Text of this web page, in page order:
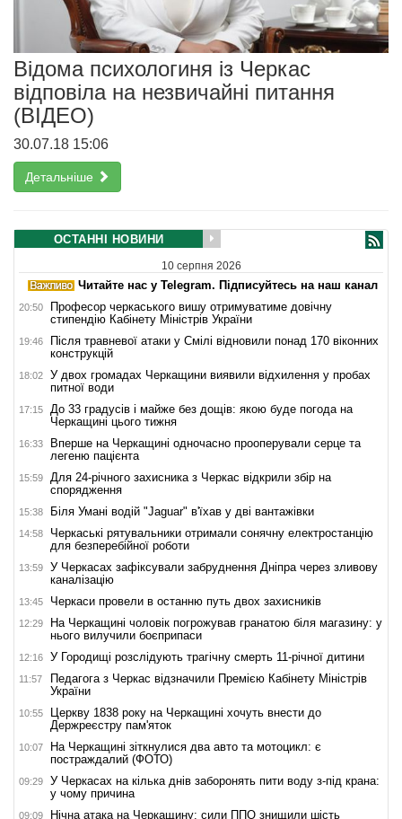
Відома психологиня із Черкас
відповіла на незвичайні питання
(ВІДЕО)
30.07.18 15:06
Детальніше
ОСТАННІ НОВИНИ
10 серпня 2026
Читайте нас у Telegram. Підписуйтесь на наш канал
20:50
Професор черкаського вишу отримуватиме довічну
стипендію Кабінету Міністрів України
19:46
Після травневої атаки у Смілі відновили понад 170 віконних
конструкцій
18:02
У двох громадах Черкащини виявили відхилення у пробах
питної води
17:15
До 33 градусів і майже без дощів: якою буде погода на
Черкащині цього тижня
16:33
Вперше на Черкащині одночасно прооперували серце та
легеню пацієнта
15:59
Для 24-річного захисника з Черкас відкрили збір на
спорядження
15:38 Біля Умані водій "Jaguar" в'їхав у дві вантажівки
14:58
Черкаські рятувальники отримали сонячну електростанцію
для безперебійної роботи
13:59
У Черкасах зафіксували забруднення Дніпра через зливову
каналізацію
13:45 Черкаси провели в останню путь двох захисників
12:29
На Черкащині чоловік погрожував гранатою біля магазину: у
нього вилучили боєприпаси
12:16 У Городищі розслідують трагічну смерть 11-річної дитини
11:57
Педагога з Черкас відзначили Премією Кабінету Міністрів
України
10:55
Церкву 1838 року на Черкащині хочуть внести до
Держреєстру пам'яток
10:07
На Черкащині зіткнулися два авто та мотоцикл: є
постраждалий (ФОТО)
09:29
У Черкасах на кілька днів заборонять пити воду з-під крана:
у чому причина
09:09 Нічна атака на Черкащину: сили ППО знищили шість